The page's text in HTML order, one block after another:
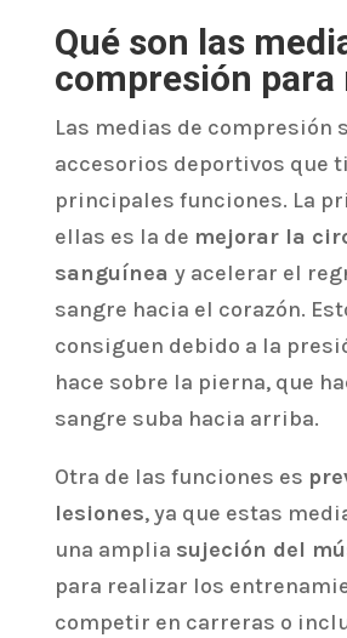
Qué son las
compresión
Las medias de compresión
accesorios deportivos que
principales funciones. La
ellas es la de mejorar la
sanguínea y acelerar el
sangre hacia el corazón.
consiguen debido a la
hace sobre la pierna, que
sangre suba hacia arriba.
Otra de las funciones es
lesiones, ya que estas
una amplia sujeción del
para realizar los
competir en carreras o